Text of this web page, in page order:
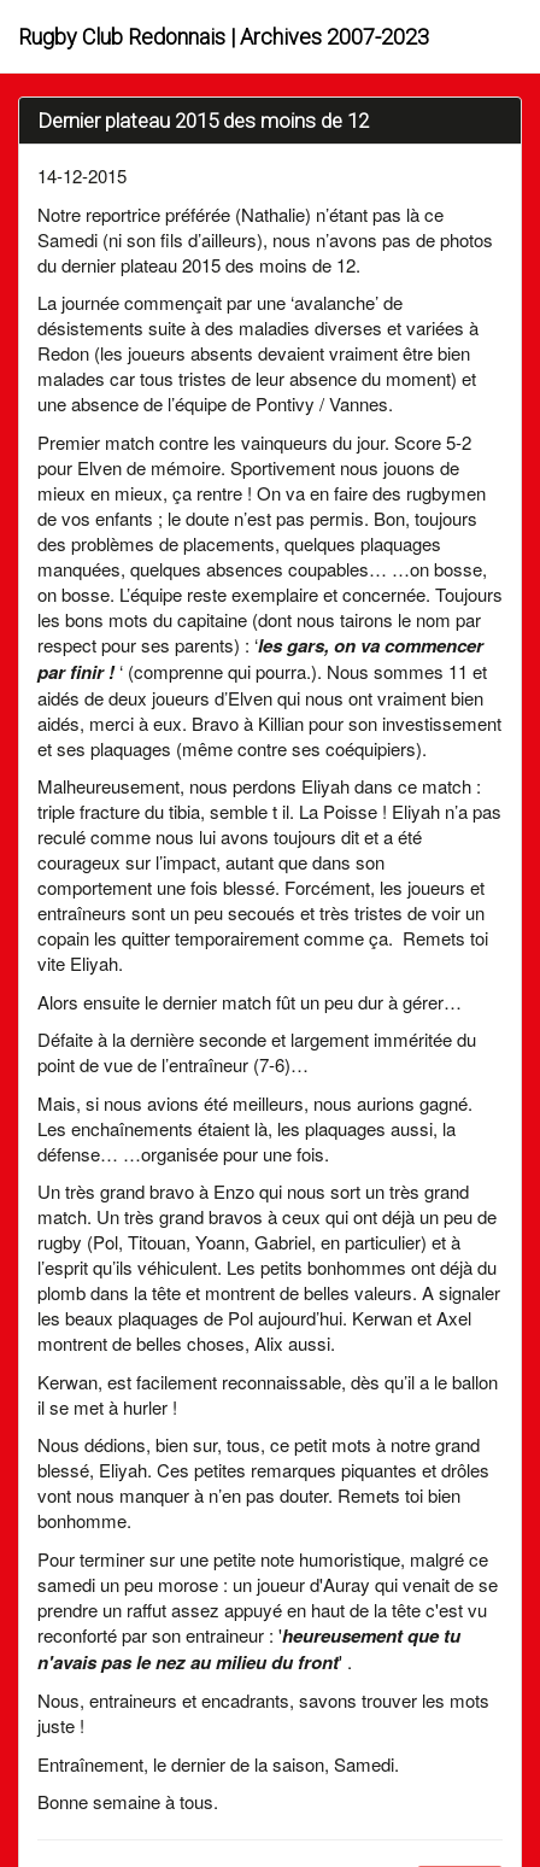
Rugby Club Redonnais | Archives 2007-2023
Dernier plateau 2015 des moins de 12
14-12-2015
Notre reportrice préférée (Nathalie) n’étant pas là ce
Samedi (ni son fils d’ailleurs), nous n’avons pas de photos
du dernier plateau 2015 des moins de 12.
La journée commençait par une ‘avalanche’ de
désistements suite à des maladies diverses et variées à
Redon (les joueurs absents devaient vraiment être bien
malades car tous tristes de leur absence du moment) et
une absence de l’équipe de Pontivy / Vannes.
Premier match contre les vainqueurs du jour. Score 5-2
pour Elven de mémoire. Sportivement nous jouons de
mieux en mieux, ça rentre ! On va en faire des rugbymen
de vos enfants ; le doute n’est pas permis. Bon, toujours
des problèmes de placements, quelques plaquages
manquées, quelques absences coupables… …on bosse,
on bosse. L’équipe reste exemplaire et concernée. Toujours
les bons mots du capitaine (dont nous tairons le nom par
respect pour ses parents) : ‘les gars, on va commencer
par finir !‘ (comprenne qui pourra.). Nous sommes 11 et
aidés de deux joueurs d’Elven qui nous ont vraiment bien
aidés, merci à eux. Bravo à Killian pour son investissement
et ses plaquages (même contre ses coéquipiers).
Malheureusement, nous perdons Eliyah dans ce match :
triple fracture du tibia, semble t il. La Poisse ! Eliyah n’a pas
reculé comme nous lui avons toujours dit et a été
courageux sur l’impact, autant que dans son
comportement une fois blessé. Forcément, les joueurs et
entraîneurs sont un peu secoués et très tristes de voir un
copain les quitter temporairement comme ça. Remets toi
vite Eliyah.
Alors ensuite le dernier match fût un peu dur à gérer…
Défaite à la dernière seconde et largement imméritée du
point de vue de l’entraîneur (7-6)…
Mais, si nous avions été meilleurs, nous aurions gagné.
Les enchaînements étaient là, les plaquages aussi, la
défense… …organisée pour une fois.
Un très grand bravo à Enzo qui nous sort un très grand
match. Un très grand bravos à ceux qui ont déjà un peu de
rugby (Pol, Titouan, Yoann, Gabriel, en particulier) et à
l’esprit qu’ils véhiculent. Les petits bonhommes ont déjà du
plomb dans la tête et montrent de belles valeurs. A signaler
les beaux plaquages de Pol aujourd’hui. Kerwan et Axel
montrent de belles choses, Alix aussi.
Kerwan, est facilement reconnaissable, dès qu’il a le ballon
il se met à hurler !
Nous dédions, bien sur, tous, ce petit mots à notre grand
blessé, Eliyah. Ces petites remarques piquantes et drôles
vont nous manquer à n’en pas douter. Remets toi bien
bonhomme.
Pour terminer sur une petite note humoristique, malgré ce
samedi un peu morose : un joueur d'Auray qui venait de se
prendre un raffut assez appuyé en haut de la tête c'est vu
reconforté par son entraineur : 'heureusement que tu
n'avais pas le nez au milieu du front' .
Nous, entraineurs et encadrants, savons trouver les mots
juste !
Entraînement, le dernier de la saison, Samedi.
Bonne semaine à tous.